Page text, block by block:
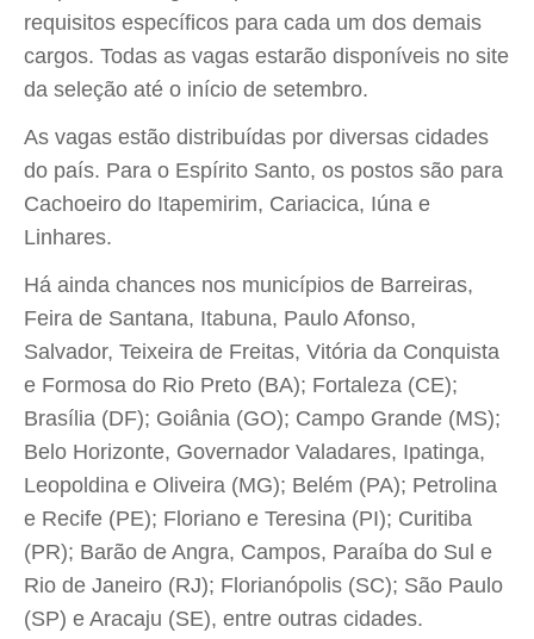
requisitos específicos para cada um dos demais
cargos. Todas as vagas estarão disponíveis no site
da seleção até o início de setembro.
As vagas estão distribuídas por diversas cidades
do país. Para o Espírito Santo, os postos são para
Cachoeiro do Itapemirim, Cariacica, Iúna e
Linhares.
Há ainda chances nos municípios de Barreiras,
Feira de Santana, Itabuna, Paulo Afonso,
Salvador, Teixeira de Freitas, Vitória da Conquista
e Formosa do Rio Preto (BA); Fortaleza (CE);
Brasília (DF); Goiânia (GO); Campo Grande (MS);
Belo Horizonte, Governador Valadares, Ipatinga,
Leopoldina e Oliveira (MG); Belém (PA); Petrolina
e Recife (PE); Floriano e Teresina (PI); Curitiba
(PR); Barão de Angra, Campos, Paraíba do Sul e
Rio de Janeiro (RJ); Florianópolis (SC); São Paulo
(SP) e Aracaju (SE), entre outras cidades.